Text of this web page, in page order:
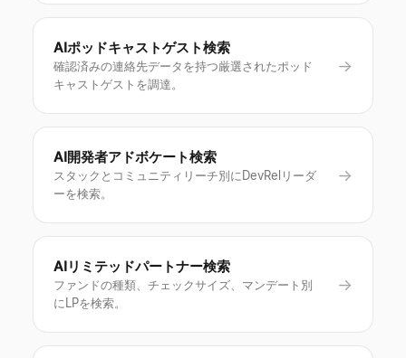
AIポッドキャストゲスト検索
確認済みの連絡先データを持つ厳選されたポッド
キャストゲストを調達。
→
AI開発者アドボケート検索
スタックとコミュニティリーチ別にDevRelリーダ
ーを検索。
→
AIリミテッドパートナー検索
ファンドの種類、チェックサイズ、マンデート別
にLPを検索。
→